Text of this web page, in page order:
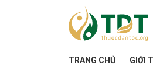
TRANG CHỦ GIỚI